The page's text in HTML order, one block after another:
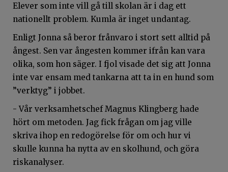
Elever som inte vill gå till skolan är i dag ett
nationellt problem. Kumla är inget undantag.
Enligt Jonna så beror frånvaro i stort sett alltid på
ångest. Sen var ångesten kommer ifrån kan vara
olika, som hon säger. I fjol visade det sig att Jonna
inte var ensam med tankarna att ta in en hund som
”verktyg” i jobbet.
- Vår verksamhetschef Magnus Klingberg hade
hört om metoden. Jag fick frågan om jag ville
skriva ihop en redogörelse för om och hur vi
skulle kunna ha nytta av en skolhund, och göra
riskanalyser.